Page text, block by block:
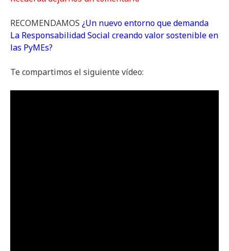
RECOMENDAMOS ¿Un nuevo entorno que demanda
La Responsabilidad Social creando valor sostenible en
las PyMEs?
Te compartimos el siguiente vídeo: